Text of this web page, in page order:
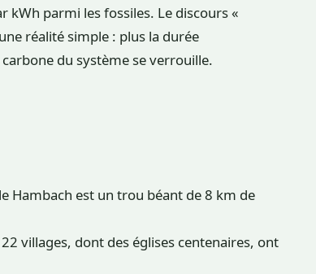
kWh parmi les fossiles. Le discours «
réalité simple : plus la durée
carbone du système se verrouille.
Hambach est un trou béant de 8 km de
22 villages, dont des églises centenaires, ont